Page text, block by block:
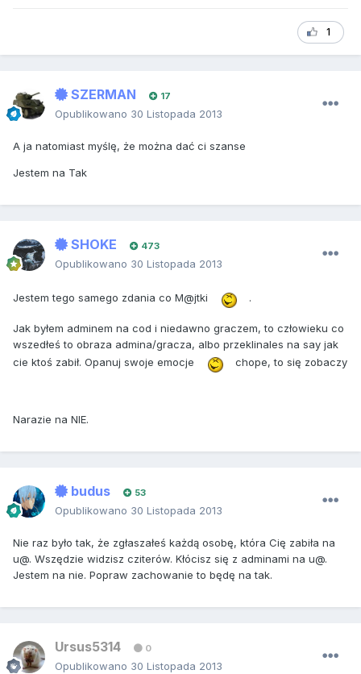
1
SZERMAN 17
Opublikowano 30 Listopada 2013
A ja natomiast myślę, że można dać ci szanse
Jestem na Tak
SHOKE 473
Opublikowano 30 Listopada 2013
Jestem tego samego zdania co M@jtki .
Jak byłem adminem na cod i niedawno graczem, to człowieku co
wszedłeś to obraza admina/gracza, albo przeklinales na say jak
cie ktoś zabił. Opanuj swoje emocje
chope, to się zobaczy
Narazie na NIE.
budus 53
Opublikowano 30 Listopada 2013
Nie raz było tak, że zgłaszałeś każdą osobę, która Cię zabiła na
u@. Wszędzie widzisz cziterów. Kłócisz się z adminami na u@.
Jestem na nie. Popraw zachowanie to będę na tak.
Ursus5314 0
Opublikowano 30 Listopada 2013